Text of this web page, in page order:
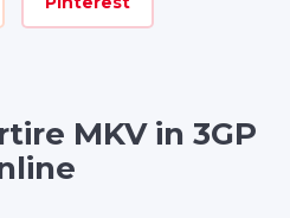
MKV in 3GP